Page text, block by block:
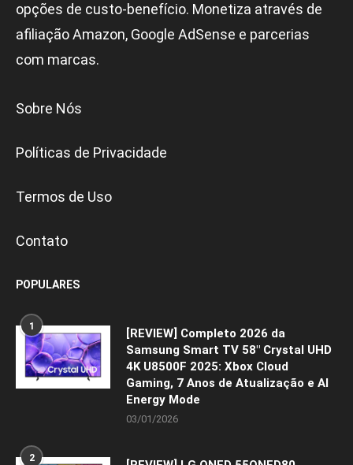
opções de custo-benefício. Monetiza através de
afiliação Amazon, Google AdSense e parcerias
com marcas.
Sobre Nós
Políticas de Privacidade
Termos de Uso
Contato
POPULARES
1
[REVIEW] Completo 2026 da
Samsung Smart TV 58″ Crystal UHD
4K U8500F 2025: Xbox Cloud
Gaming, 7 Anos de Atualização e AI
Energy Mode
03/01/2026
2